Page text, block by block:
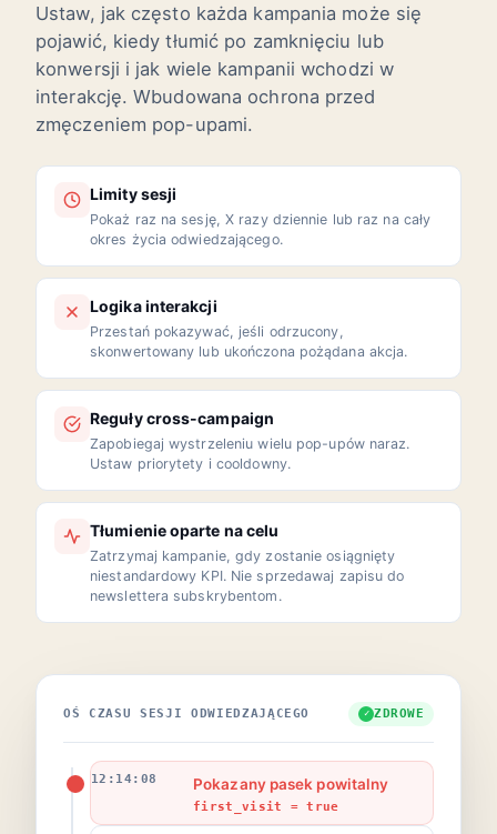
Ustaw, jak często każda kampania może się
pojawić, kiedy tłumić po zamknięciu lub
konwersji i jak wiele kampanii wchodzi w
interakcję. Wbudowana ochrona przed
zmęczeniem pop-upami.
Limity sesji
Pokaż raz na sesję, X razy dziennie lub raz na cały
okres życia odwiedzającego.
Logika interakcji
Przestań pokazywać, jeśli odrzucony,
skonwertowany lub ukończona pożądana akcja.
Reguły cross-campaign
Zapobiegaj wystrzeleniu wielu pop-upów naraz.
Ustaw priorytety i cooldowny.
Tłumienie oparte na celu
Zatrzymaj kampanie, gdy zostanie osiągnięty
niestandardowy KPI. Nie sprzedawaj zapisu do
newslettera subskrybentom.
OŚ CZASU SESJI ODWIEDZAJĄCEGO ZDROWE
12:14:08 Pokazany pasek powitalny
first_visit = true